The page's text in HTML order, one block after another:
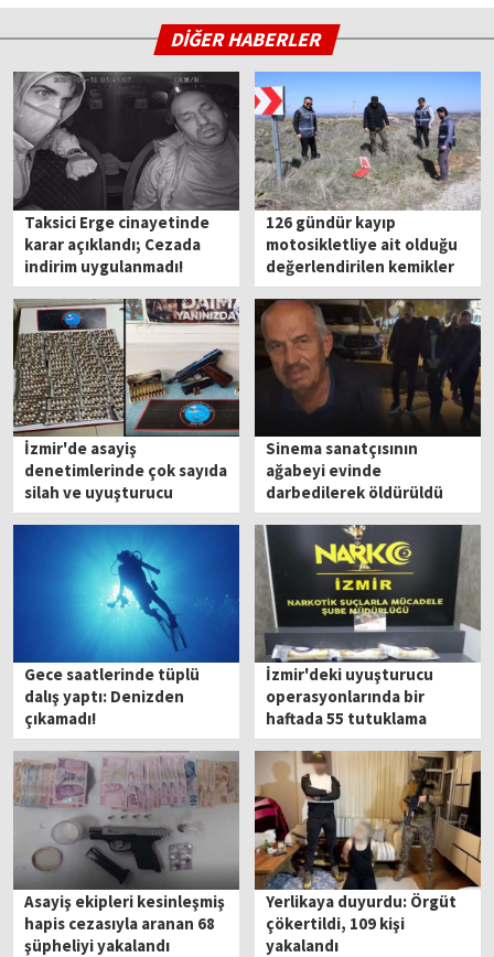
DİĞER HABERLER
Taksici Erge cinayetinde
karar açıklandı; Cezada
indirim uygulanmadı!
126 gündür kayıp
motosikletliye ait olduğu
değerlendirilen kemikler
bulundu
İzmir'de asayiş
denetimlerinde çok sayıda
silah ve uyuşturucu
madde ele geçirildi
Sinema sanatçısının
ağabeyi evinde
darbedilerek öldürüldü
Gece saatlerinde tüplü
dalış yaptı: Denizden
çıkamadı!
İzmir'deki uyuşturucu
operasyonlarında bir
haftada 55 tutuklama
Asayiş ekipleri kesinleşmiş
hapis cezasıyla aranan 68
şüpheliyi yakalandı
Yerlikaya duyurdu: Örgüt
çökertildi, 109 kişi
yakalandı